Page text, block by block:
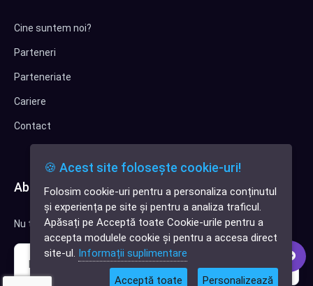
✕
Cauți o aplicație
software?
Cine suntem noi?
Parteneri
Parteneriate
Cariere
Contact
Abonează-te la newsletter
Nu trimitem spam, deci nu îți face griji.
🍪 Acest site folosește cookie-uri!
Folosim cookie-uri pentru a personaliza conținutul
și experiența pe site și pentru a analiza traficul.
Apăsați pe Acceptă toate Cookie-urile pentru a
accepta modulele cookie și pentru a accesa direct
site-ul. Informații suplimentare
Acceptă toate Personalizează